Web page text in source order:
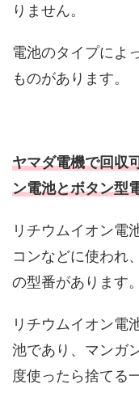
りません。
電池のタイプによ
ものがあります。
ヤマダ電機で回収
ン電池とボタン型
リチウムイオン電
コンなどに使われ
の型番があります。
リチウムイオン電
池であり、マンガ
度使ったら捨てる